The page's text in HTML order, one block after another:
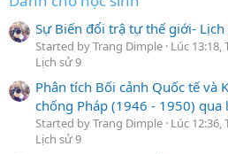
Sự Biến đổi trậ tự thế giới- Lịch
Started by Trang Dimple Lúc 13:18,
Lịch sử 9
Phân tích Bối cảnh Quốc tế và
chống Pháp (1946 - 1950) qua
Started by Trang Dimple Lúc 12:36,
Lịch sử 9